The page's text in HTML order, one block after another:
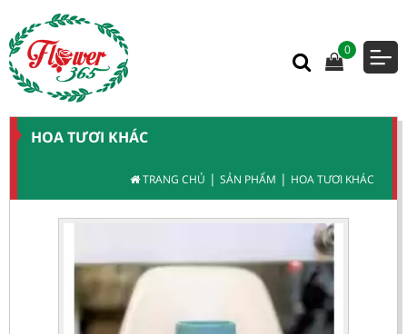
0
HOA TƯƠI KHÁC
TRANG CHỦ | SẢN PHẨM | HOA TƯƠI KHÁC